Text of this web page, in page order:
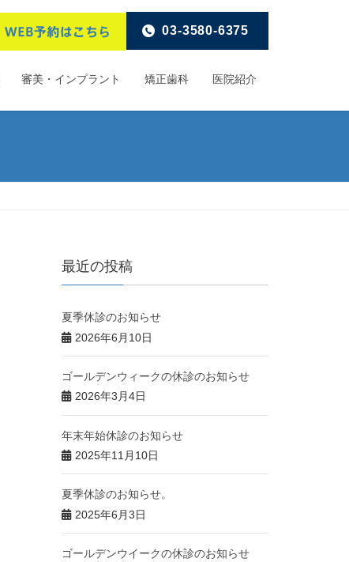
03-3580-6375
審美・インプラント 矯正歯科 医院紹介
最近の投稿
夏季休診のお知らせ
2026年6月10日
ゴールデンウィークの休診のお知らせ
2026年3月4日
年末年始休診のお知らせ
2025年11月10日
夏季休診のお知らせ。
2025年6月3日
ゴールデンウイークの休診のお知らせ